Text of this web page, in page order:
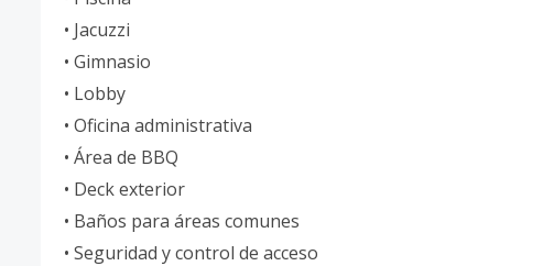
• Jacuzzi
• Gimnasio
• Lobby
• Oficina administrativa
• Área de BBQ
• Deck exterior
• Baños para áreas comunes
• Seguridad y control de acceso